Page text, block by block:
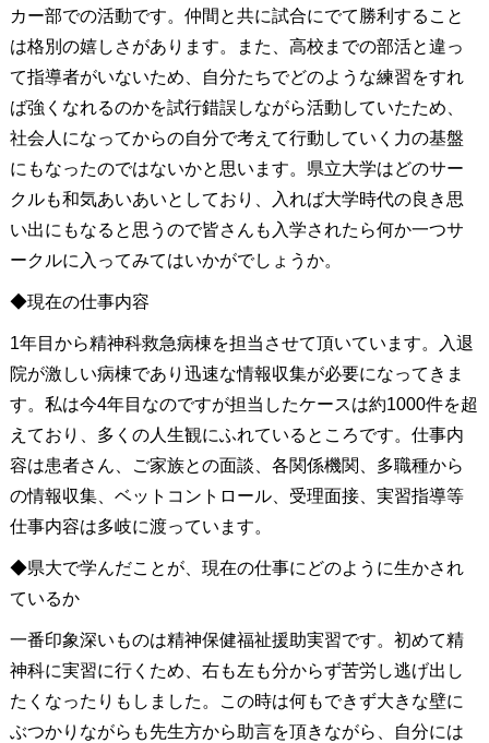
カー部での活動です。仲間と共に試合にでて勝利すること
は格別の嬉しさがあります。また、高校までの部活と違っ
て指導者がいないため、自分たちでどのような練習をすれ
ば強くなれるのかを試行錯誤しながら活動していたため、
社会人になってからの自分で考えて行動していく力の基盤
にもなったのではないかと思います。県立大学はどのサー
クルも和気あいあいとしており、入れば大学時代の良き思
い出にもなると思うので皆さんも入学されたら何か一つサ
ークルに入ってみてはいかがでしょうか。
◆現在の仕事内容
1年目から精神科救急病棟を担当させて頂いています。入退
院が激しい病棟であり迅速な情報収集が必要になってきま
す。私は今4年目なのですが担当したケースは約1000件を超
えており、多くの人生観にふれているところです。仕事内
容は患者さん、ご家族との面談、各関係機関、多職種から
の情報収集、ベットコントロール、受理面接、実習指導等
仕事内容は多岐に渡っています。
◆県大で学んだことが、現在の仕事にどのように生かされ
ているか
一番印象深いものは精神保健福祉援助実習です。初めて精
神科に実習に行くため、右も左も分からず苦労し逃げ出し
たくなったりもしました。この時は何もできず大きな壁に
ぶつかりながらも先生方から助言を頂きながら、自分には